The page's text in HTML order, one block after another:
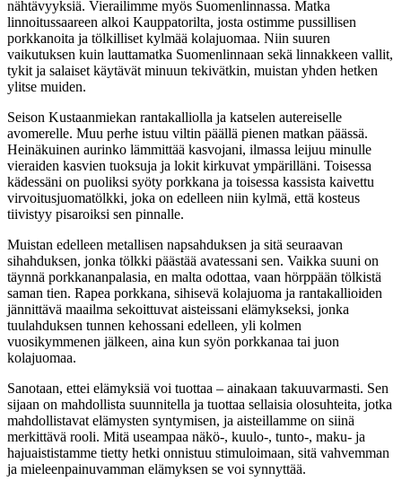
nähtävyyksiä. Vierailimme myös Suomenlinnassa. Matka
linnoitussaareen alkoi Kauppatorilta, josta ostimme pussillisen
porkkanoita ja tölkilliset kylmää kolajuomaa. Niin suuren
vaikutuksen kuin lauttamatka Suomenlinnaan sekä linnakkeen vallit,
tykit ja salaiset käytävät minuun tekivätkin, muistan yhden hetken
ylitse muiden.
Seison Kustaanmiekan rantakalliolla ja katselen autereiselle
avomerelle. Muu perhe istuu viltin päällä pienen matkan päässä.
Heinäkuinen aurinko lämmittää kasvojani, ilmassa leijuu minulle
vieraiden kasvien tuoksuja ja lokit kirkuvat ympärilläni. Toisessa
kädessäni on puoliksi syöty porkkana ja toisessa kassista kaivettu
virvoitusjuomatölkki, joka on edelleen niin kylmä, että kosteus
tiivistyy pisaroiksi sen pinnalle.
Muistan edelleen metallisen napsahduksen ja sitä seuraavan
sihahduksen, jonka tölkki päästää avatessani sen. Vaikka suuni on
täynnä porkkananpalasia, en malta odottaa, vaan hörppään tölkistä
saman tien. Rapea porkkana, sihisevä kolajuoma ja rantakallioiden
jännittävä maailma sekoittuvat aisteissani elämykseksi, jonka
tuulahduksen tunnen kehossani edelleen, yli kolmen
vuosikymmenen jälkeen, aina kun syön porkkanaa tai juon
kolajuomaa.
Sanotaan, ettei elämyksiä voi tuottaa – ainakaan takuuvarmasti. Sen
sijaan on mahdollista suunnitella ja tuottaa sellaisia olosuhteita, jotka
mahdollistavat elämysten syntymisen, ja aisteillamme on siinä
merkittävä rooli. Mitä useampaa näkö-, kuulo-, tunto-, maku- ja
hajuaististamme tietty hetki onnistuu stimuloimaan, sitä vahvemman
ja mieleenpainuvamman elämyksen se voi synnyttää.